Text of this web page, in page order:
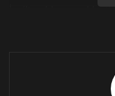
göre, Avrupa’da 1.8